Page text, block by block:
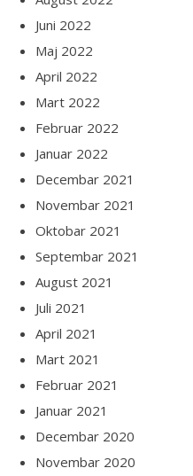
Juni 2022
Maj 2022
April 2022
Mart 2022
Februar 2022
Januar 2022
Decembar 2021
Novembar 2021
Oktobar 2021
Septembar 2021
August 2021
Juli 2021
April 2021
Mart 2021
Februar 2021
Januar 2021
Decembar 2020
Novembar 2020